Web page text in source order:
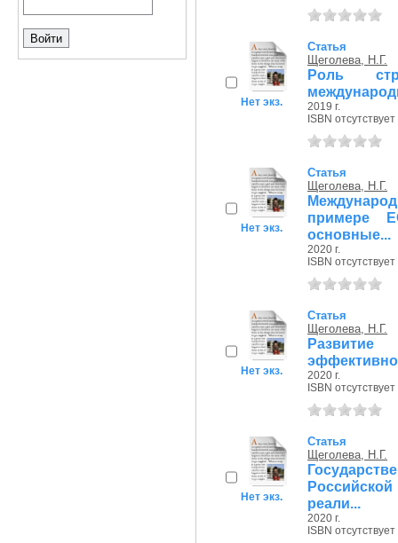
Нет экз.
Статья
Щеголева, Н.Г.
Роль
2019 г.
ISBN отсутствует
Нет экз.
Статья
Щеголева, Н.Г.
примере
основные...
2020 г.
ISBN отсутствует
Нет экз.
Статья
Щеголева, Н.Г.
2020 г.
ISBN отсутствует
Нет экз.
Статья
Щеголева, Н.Г.
реали...
2020 г.
ISBN отсутствует